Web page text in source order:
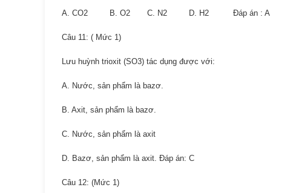
A. CO2 B. O2 C. N2 D. H2 Đáp án : A
Câu 11: ( Mức 1)
Lưu huỳnh trioxit (SO3) tác dụng được với:
A. Nước, sản phẩm là bazơ.
B. Axit, sản phẩm là bazơ.
C. Nước, sản phẩm là axit
D. Bazơ, sản phẩm là axit. Đáp án: C
Câu 12: (Mức 1)